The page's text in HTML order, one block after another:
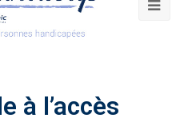
à l’accès